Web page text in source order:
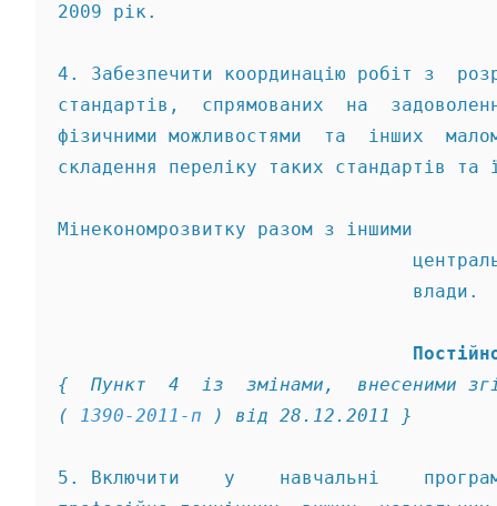
2009 рік.
4. Забезпечити координацію робіт з
стандартів,  спрямованих  на
фізичними можливостями  та  інших
складення переліку таких стандартів
Мінекономрозвитку разом з іншими
                                влади.
{  Пункт  4  із  змінами,  внесеними
( 1390-2011-п ) від 28.12.2011 }
5. Включити    у    навчальні